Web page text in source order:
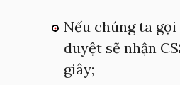
Nếu chúng ta
duyệt sẽ nhận
giây;